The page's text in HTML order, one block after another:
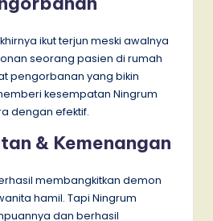
ikut terjun meski awalnya
seorang pasien di rumah
pengorbanan yang bikin
kesempatan Ningrum
dengan efektif.
& Kemenangan
membangkitkan demon
hamil. Tapi Ningrum
dan berhasil